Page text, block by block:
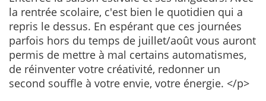
la rentrée scolaire, c'est bien le quotidien qui a
repris le dessus. En espérant que ces journées
parfois hors du temps de juillet/août vous auront
permis de mettre à mal certains automatismes,
de réinventer votre créativité, redonner un
second souffle à votre envie, votre énergie. </p>